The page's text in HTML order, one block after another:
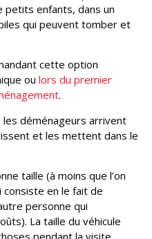
petits enfants, dans un
qui peuvent tomber et
cette option
ou lors du premier
.
les déménageurs arrivent
et les mettent dans le
taille (à moins que l’on
en le fait de
personne qui
La taille du véhicule